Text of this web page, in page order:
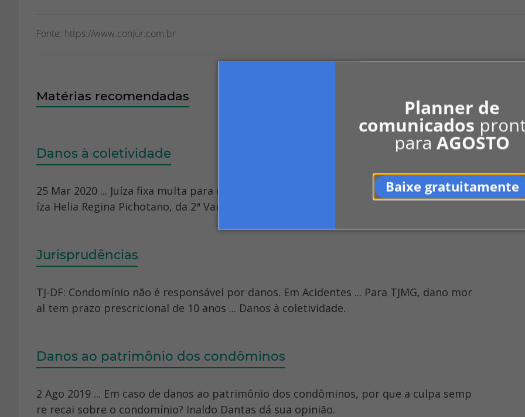
Planner de
comunicados
paraAGOSTO
Baixe gratuitamente
Fonte: https://www.conjur.com.br
Matérias recomendadas
Danos à coletividade
25 Mar 2020 ... Juíza fixa multa para casal que não cumpre quarentena da Covid-19. A ju
íza Helia Regina Pichotano, da 2ª Vara da Comarca de Itapira, São ...
Jurisprudências
TJ-DF: Condomínio não é responsável por danos. Em Acidentes ... Para TJMG, dano mor
al tem prazo prescricional de 10 anos ... Danos à coletividade.
Danos ao patrimônio dos condôminos
2 Ago 2019 ... Em caso de danos ao patrimônio dos condôminos, por que a culpa semp
re recai sobre o condomínio? Inaldo Dantas dá sua opinião.